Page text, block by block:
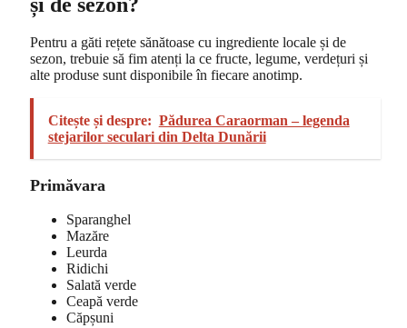
Pentru a găti rețete sănătoase cu ingrediente locale și de
sezon, trebuie să fim atenți la ce fructe, legume, verdețuri și
alte produse sunt disponibile în fiecare anotimp.
Citește și despre: Pădurea Caraorman – legenda
stejarilor seculari din Delta Dunării
Primăvara
Sparanghel
Mazăre
Leurda
Ridichi
Salată verde
Ceapă verde
Căpșuni